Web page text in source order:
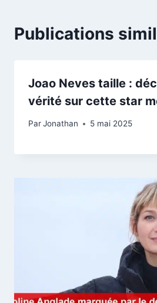
Publications
Joao Neves taille :
vérité sur cette star
ParJonathan 5 mai 2025